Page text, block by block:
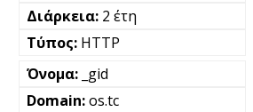
2 έτη
HTTP
_gid
os.tc